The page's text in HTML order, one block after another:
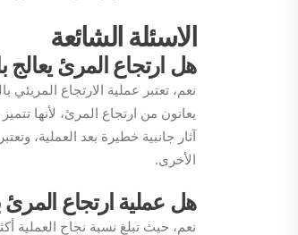
الاسئلة الشائعة
هل ارتجاع المرئ يعالج
نعم، تعتبر عملية الارتجاع
يعانون من ارتجاع المرئ، لأنها
آثار جانبية خطيرة بعد العملية،
الأخرى.
هل عملية ارتجاع المرئ